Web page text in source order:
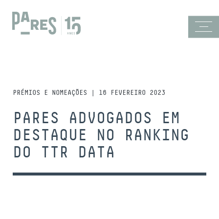
PRÉMIOS E NOMEAÇÕES | 16 FEVEREIRO 2023
PARES ADVOGADOS EM
DESTAQUE NO RANKING
DO TTR DATA